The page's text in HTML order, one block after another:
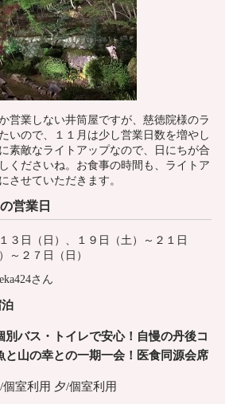
営業しない井筒屋ですが、慈徳院様のラ
いので、１１月は少し営業日数を増やし
素敵なライトアップなので、日にちが合
くださいね。お食事の時間も、ライトア
させていただきます。
営業日
３日（日）、１９日（土）～２１日
～２７日（日）
さん
バス・トイレで安心！自慢の丹後コ
と山の幸との一期一会！医食同源会席
個室利用 夕/個室利用